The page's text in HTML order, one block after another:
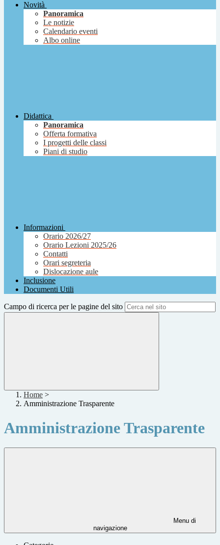
Novità
Panoramica
Le notizie
Calendario eventi
Albo online
Didattica
Panoramica
Offerta formativa
I progetti delle classi
Piani di studio
Informazioni
Orario 2026/27
Orario Lezioni 2025/26
Contatti
Orari segreteria
Dislocazione aule
Inclusione
Documenti Utili
Campo di ricerca per le pagine del sito
Home >
Amministrazione Trasparente
Amministrazione Trasparente
Menu di
navigazione